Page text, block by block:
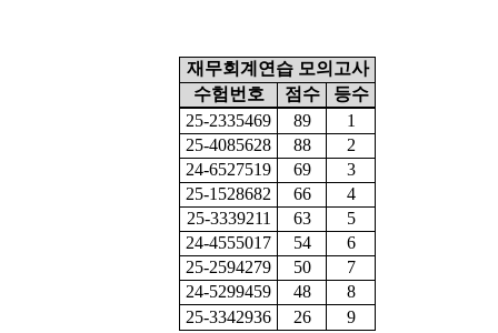
재무회계연습 모의고사
수험번호
점수
등수
25-2335469
89
1
25-4085628
88
2
24-6527519
69
3
25-1528682
66
4
25-3339211
63
5
24-4555017
54
6
25-2594279
50
7
24-5299459
48
8
25-3342936
26 9